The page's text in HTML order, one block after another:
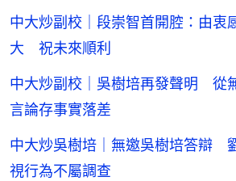
中大炒副校｜段崇智首開腔：由衷
大 祝未來順利
中大炒副校｜吳樹培再發聲明 從
言論存事實落差
中大炒吳樹培｜無邀吳樹培答辯
視行為不屬調查